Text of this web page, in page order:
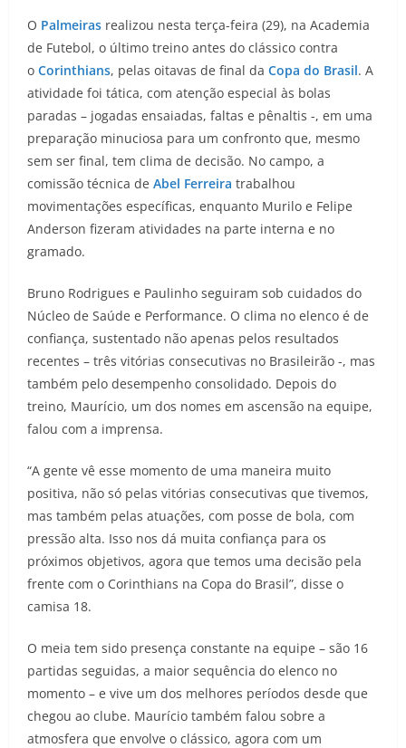
O Palmeiras realizou nesta terça-feira (29), na Academia
de Futebol, o último treino antes do clássico contra
o Corinthians, pelas oitavas de final da Copa do Brasil. A
atividade foi tática, com atenção especial às bolas
paradas – jogadas ensaiadas, faltas e pênaltis -, em uma
preparação minuciosa para um confronto que, mesmo
sem ser final, tem clima de decisão. No campo, a
comissão técnica de Abel Ferreira trabalhou
movimentações específicas, enquanto Murilo e Felipe
Anderson fizeram atividades na parte interna e no
gramado.
Bruno Rodrigues e Paulinho seguiram sob cuidados do
Núcleo de Saúde e Performance. O clima no elenco é de
confiança, sustentado não apenas pelos resultados
recentes – três vitórias consecutivas no Brasileirão -, mas
também pelo desempenho consolidado. Depois do
treino, Maurício, um dos nomes em ascensão na equipe,
falou com a imprensa.
“A gente vê esse momento de uma maneira muito
positiva, não só pelas vitórias consecutivas que tivemos,
mas também pelas atuações, com posse de bola, com
pressão alta. Isso nos dá muita confiança para os
próximos objetivos, agora que temos uma decisão pela
frente com o Corinthians na Copa do Brasil”, disse o
camisa 18.
O meia tem sido presença constante na equipe – são 16
partidas seguidas, a maior sequência do elenco no
momento – e vive um dos melhores períodos desde que
chegou ao clube. Maurício também falou sobre a
atmosfera que envolve o clássico, agora com um